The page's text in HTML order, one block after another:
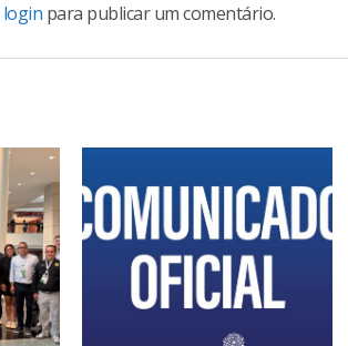
login para publicar um comentário.